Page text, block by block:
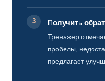
3 Получить
Тренажер
пробелы,
предлагает